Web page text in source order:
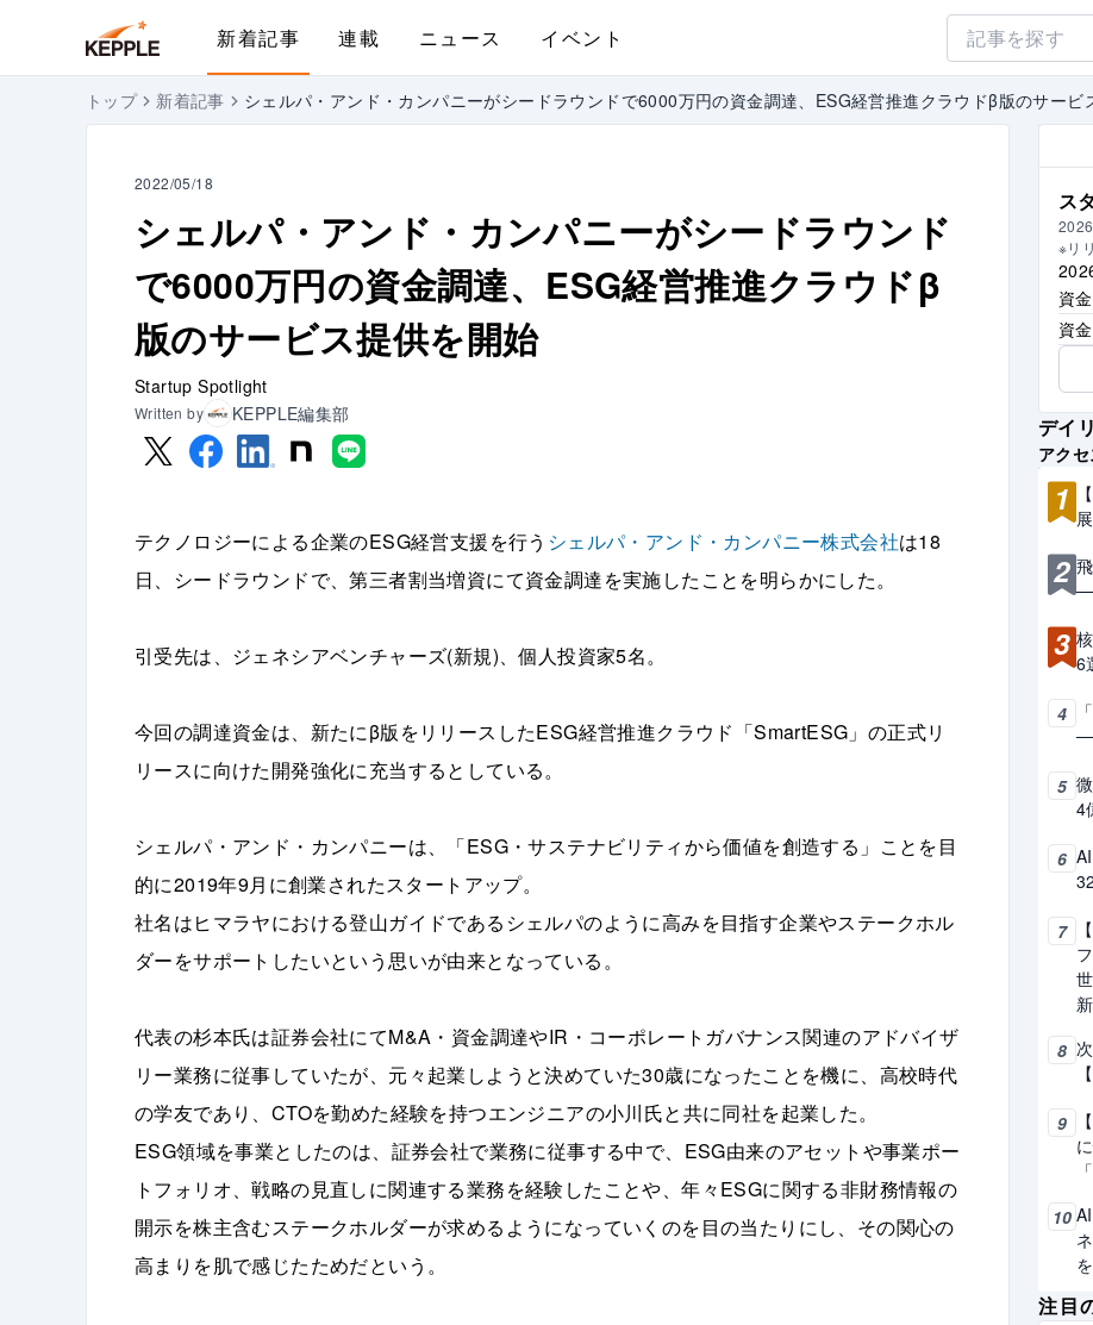
新着記事 連載 ニュース イベント
トップ 新着記事 シェルパ・アンド・カンパニーがシードラウンドで6000万円の資金調達、ESG経営推進クラウドβ版のサービ
2022/05/18
シェルパ・アンド・カンパニーがシードラウンド
で6000万円の資金調達、ESG経営推進クラウドβ
版のサービス提供を開始
Startup Spotlight
Written by KEPPLE編集部
テクノロジーによる企業のESG経営支援を行う シェルパ・アンド・カンパニー株式会社は18
日、シードラウンドで、第三者割当増資にて資金調達を実施したことを明らかにした。
引受先は、ジェネシアベンチャーズ(新規)、個人投資家5名。
今回の調達資金は、新たにβ版をリリースしたESG経営推進クラウド「SmartESG」の正式リ
リースに向けた開発強化に充当するとしている。
シェルパ・アンド・カンパニーは、「ESG・サステナビリティから価値を創造する」ことを目
的に2019年9月に創業されたスタートアップ。
社名はヒマラヤにおける登山ガイドであるシェルパのように高みを目指す企業やステークホル
ダーをサポートしたいという思いが由来となっている。
代表の杉本氏は証券会社にてM&A・資金調達やIR・コーポレートガバナンス関連のアドバイザ
リー業務に従事していたが、元々起業しようと決めていた30歳になったことを機に、高校時代
の学友であり、CTOを勤めた経験を持つエンジニアの小川氏と共に同社を起業した。
ESG領域を事業としたのは、証券会社で業務に従事する中で、ESG由来のアセットや事業ポー
トフォリオ、戦略の見直しに関連する業務を経験したことや、年々ESGに関する非財務情報の
開示を株主含むステークホルダーが求めるようになっていくのを目の当たりにし、その関心の
高まりを肌で感じたためだという。
ス
※リ
資
資
デイ
アク
1
2
3 6
4
5
4
6
7
8
9
10
注目